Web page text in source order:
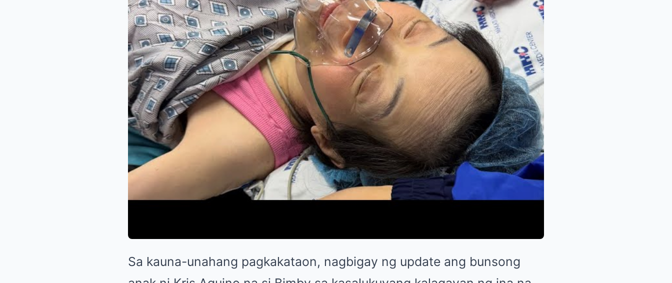
Sa kauna-unahang pagkakataon, nagbigay ng update ang bunsong